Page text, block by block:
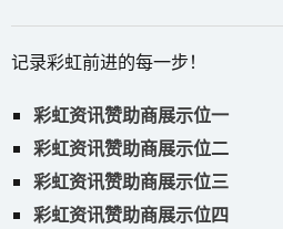
记录彩虹前进的每一步！
彩虹资讯赞助商展示位一
彩虹资讯赞助商展示位二
彩虹资讯赞助商展示位三
彩虹资讯赞助商展示位四